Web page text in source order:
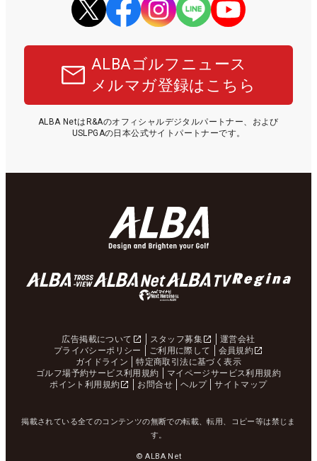
ALBAゴルフニュース
メルマガ登録はこちら
ALBA NetはR&Aのオフィシャルデジタルパートナー、および
USLPGAの日本公式サイトパートナーです。
広告掲載について スタッフ募集
運営会社
プライバシーポリシー
ご利用に際して
会員規約
ガイドライン
特定商取引法に基づく表示
ゴルフ場予約サービス利用規約
マイページサービス利用規約
ポイント利用規約
お問合せ ヘルプ サイトマップ
掲載されている全てのコンテンツの無断での転載、転用、コピー等は禁じま
す。
© ALBA Net